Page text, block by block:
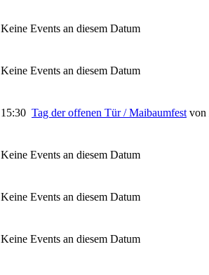
Keine Events an diesem Datum
Keine Events an diesem Datum
15:30 Tag der offenen Tür / Maibaumfest von
Keine Events an diesem Datum
Keine Events an diesem Datum
Keine Events an diesem Datum